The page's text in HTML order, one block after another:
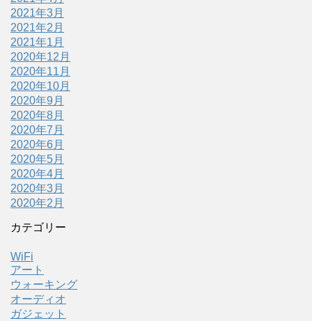
2021年3月
2021年2月
2021年1月
2020年12月
2020年11月
2020年10月
2020年9月
2020年8月
2020年7月
2020年6月
2020年5月
2020年4月
2020年3月
2020年2月
カテゴリー
WiFi
アート
ウォーキング
オーディオ
ガジェット